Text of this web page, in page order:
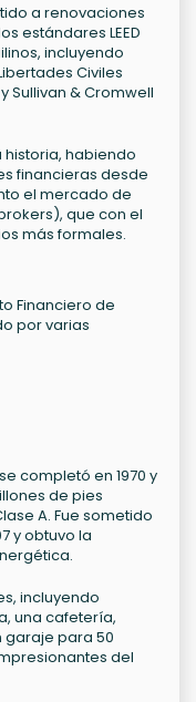
a renovaciones
estándares LEED
incluyendo
Civiles
Sullivan & Cromwell
historia, habiendo
financieras desde
el mercado de
que con el
más formales.
Financiero de
por varias
completó en 1970 y
de pies
A. Fue sometido
y obtuvo la
incluyendo
una cafetería,
garaje para 50
del